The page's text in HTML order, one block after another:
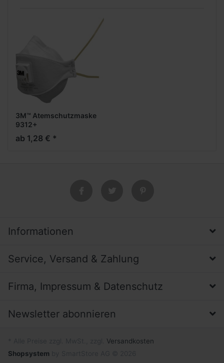
3M™ Atemschutzmaske
9312+
ab 1,28 € *
Informationen
Service, Versand & Zahlung
Firma, Impressum & Datenschutz
Newsletter abonnieren
Versandkosten
Shopsystem